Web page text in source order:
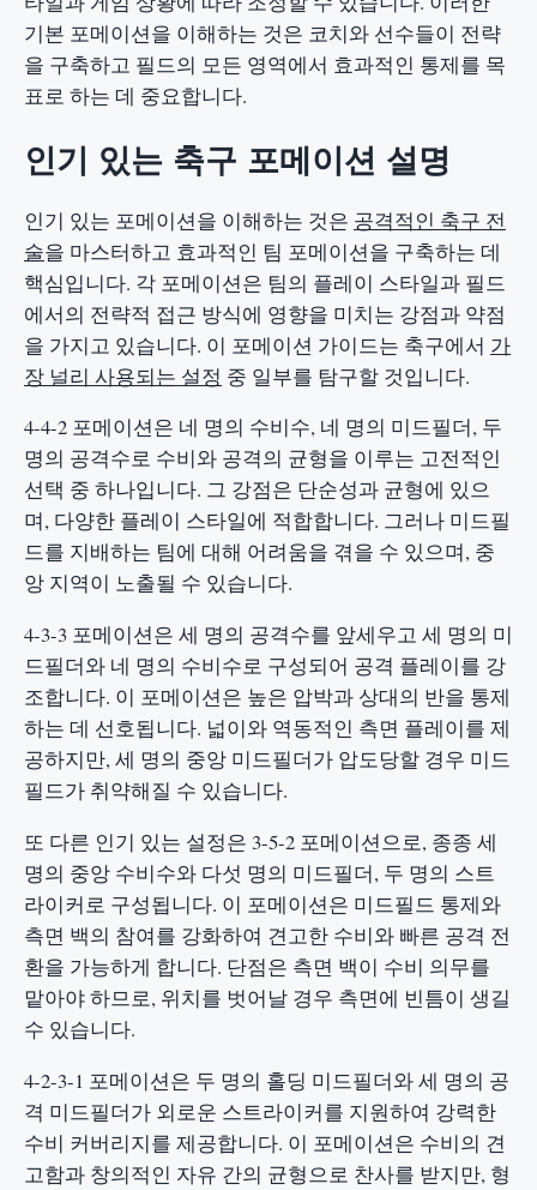
기본 포메이션을 이해하는 것은 코치와 선수들이 전략
을 구축하고 필드의 모든 영역에서 효과적인 통제를 목
표로 하는 데 중요합니다.
인기 있는 축구 포메이션 설명
인기 있는 포메이션을 이해하는 것은 공격적인 축구 전
술을 마스터하고 효과적인 팀 포메이션을 구축하는 데
핵심입니다. 각 포메이션은 팀의 플레이 스타일과 필드
에서의 전략적 접근 방식에 영향을 미치는 강점과 약점
을 가지고 있습니다. 이 포메이션 가이드는 축구에서 가
장 널리 사용되는 설정 중 일부를 탐구할 것입니다.
4-4-2 포메이션은 네 명의 수비수, 네 명의 미드필더, 두
명의 공격수로 수비와 공격의 균형을 이루는 고전적인
선택 중 하나입니다. 그 강점은 단순성과 균형에 있으
며, 다양한 플레이 스타일에 적합합니다. 그러나 미드필
드를 지배하는 팀에 대해 어려움을 겪을 수 있으며, 중
앙 지역이 노출될 수 있습니다.
4-3-3 포메이션은 세 명의 공격수를 앞세우고 세 명의 미
드필더와 네 명의 수비수로 구성되어 공격 플레이를 강
조합니다. 이 포메이션은 높은 압박과 상대의 반을 통제
하는 데 선호됩니다. 넓이와 역동적인 측면 플레이를 제
공하지만, 세 명의 중앙 미드필더가 압도당할 경우 미드
필드가 취약해질 수 있습니다.
또 다른 인기 있는 설정은 3-5-2 포메이션으로, 종종 세
명의 중앙 수비수와 다섯 명의 미드필더, 두 명의 스트
라이커로 구성됩니다. 이 포메이션은 미드필드 통제와
측면 백의 참여를 강화하여 견고한 수비와 빠른 공격 전
환을 가능하게 합니다. 단점은 측면 백이 수비 의무를
맡아야 하므로, 위치를 벗어날 경우 측면에 빈틈이 생길
수 있습니다.
4-2-3-1 포메이션은 두 명의 홀딩 미드필더와 세 명의 공
격 미드필더가 외로운 스트라이커를 지원하여 강력한
수비 커버리지를 제공합니다. 이 포메이션은 수비의 견
고함과 창의적인 자유 간의 균형으로 찬사를 받지만, 형